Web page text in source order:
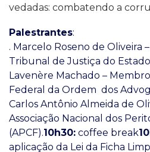
vedadas: combatendo a
Palestrantes:
. Marcelo Roseno de Oliveira
Tribunal de Justiça do
Lavenère Machado –
Federal da Ordem dos
Carlos Antônio Almeida de
Associação Nacional dos
(APCF).10h30: coffee break
aplicação da Lei da Ficha